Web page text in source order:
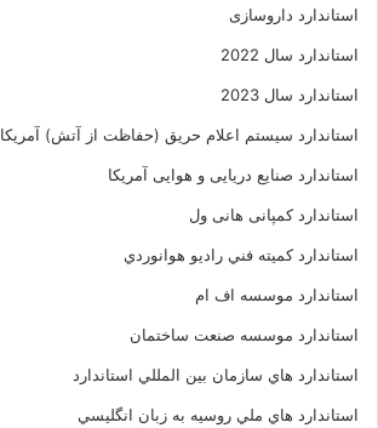
استاندارد داروسازی
استاندارد سال 2022
استاندارد سال 2023
استاندارد سیستم اعلام حریق (حفاظت از آتش) آمریکا
استاندارد صنایع دریایی و هوایی آمریکا
استاندارد کمپانی هانی ول
استاندارد کميته فني راديو هوانوردي
استاندارد موسسه اف ام
استاندارد موسسه صنعت ساختمان
استاندارد هاي سازمان بين المللي استاندارد
استاندارد هاي ملي روسيه به زبان انگليسي